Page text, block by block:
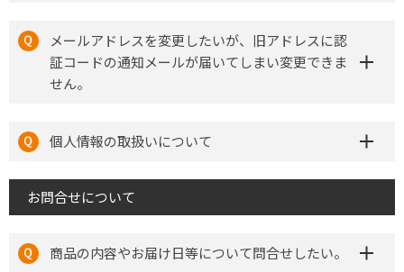
メールアドレスを変更したいが、旧アドレスに認
証コードの通知メールが届いてしまい変更できま
せん。
個人情報の取扱いについて
お問合せについて
商品の内容やお届け日等について問合せしたい。